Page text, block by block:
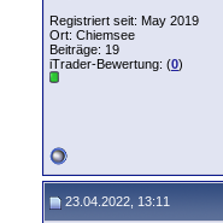
Registriert seit: May 2019
Ort: Chiemsee
Beiträge: 19
iTrader-Bewertung: (0)
23.04.2022, 13:11